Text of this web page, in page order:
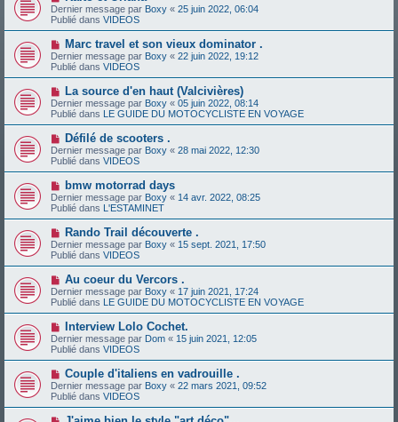
s
a
g
e
u
m
e
s
a
g
e
o
u
v
e
a
u
m
e
s
a
g
e
Dernier message par Boxy « 25 juin 2022, 06:04
Publié dans VIDEOS
N
o
u
v
e
a
u
m
e
s
a
g
e
Marc travel et son vieux dominator .
Dernier message par Boxy « 22 juin 2022, 19:12
Publié dans VIDEOS
N
o
u
v
e
a
u
m
e
s
a
g
e
La source d'en haut (Valcivières)
Dernier message par Boxy « 05 juin 2022, 08:14
Publié dans LE GUIDE DU MOTOCYCLISTE EN VOYAGE
N
o
u
v
e
a
u
m
e
s
a
g
Défilé de scooters .
Dernier message par Boxy « 28 mai 2022, 12:30
Publié dans VIDEOS
N
o
u
v
e
a
u
m
e
s
s
a
g
e
bmw motorrad days
Dernier message par Boxy « 14 avr. 2022, 08:25
Publié dans L'ESTAMINET
N
o
u
v
a
u
m
e
s
a
g
e
Rando Trail découverte .
Dernier message par Boxy « 15 sept. 2021, 17:50
Publié dans VIDEOS
N
o
u
v
e
a
u
m
e
s
s
a
g
Au coeur du Vercors .
Dernier message par Boxy « 17 juin 2021, 17:24
Publié dans LE GUIDE DU MOTOCYCLISTE EN VOYAGE
N
o
u
v
a
u
m
e
s
Interview Lolo Cochet.
Dernier message par Dom « 15 juin 2021, 12:05
Publié dans VIDEOS
N
o
u
v
Couple d'italiens en vadrouille .
Dernier message par Boxy « 22 mars 2021, 09:52
Publié dans VIDEOS
N